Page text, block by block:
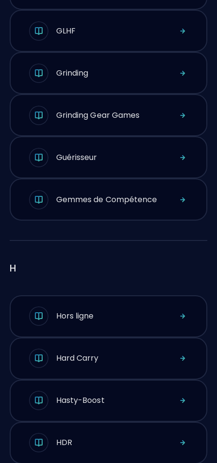
GLHF
Grinding
Grinding Gear Games
Guérisseur
Gemmes de Compétence
H
Hors ligne
Hard Carry
Hasty-Boost
HDR